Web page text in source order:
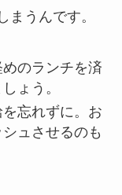
まうんです。
のランチを済
ょう。
忘れずに。お
ュさせるのも